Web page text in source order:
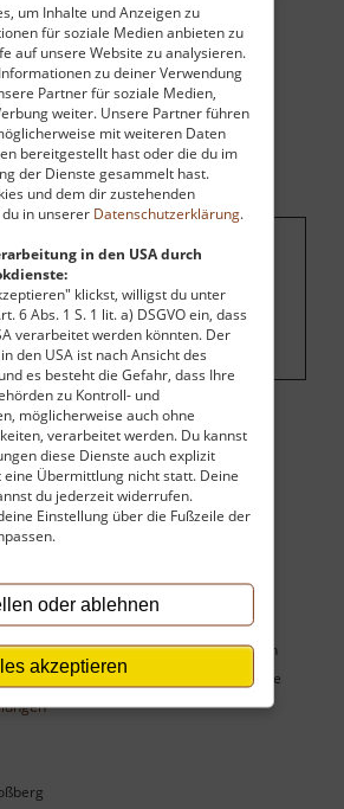
um Inhalte und Anzeigen zu
für soziale Medien anbieten zu
auf unsere Website zu analysieren.
zu deiner Verwendung
Partner für soziale Medien,
weiter. Unsere Partner führen
mit weiteren Daten
bereitgestellt hast oder die du im
der Dienste gesammelt hast.
und dem dir zustehenden
in unserer Datenschutzerklärung.
in den USA durch
klickst, willigst du unter
6 Abs. 1 S. 1 lit. a) DSGVO ein, dass
verarbeitet werden könnten. Der
den USA ist nach Ansicht des
es besteht die Gefahr, dass Ihre
zu Kontroll- und
möglicherweise auch ohne
verarbeitet werden. Du kannst
diese Dienste auch explizit
Übermittlung nicht statt. Deine
du jederzeit widerrufen.
Einstellung über die Fußzeile der
oder ablehnen
akzeptieren
Im
findet man unter aanderem
des Evangeliars Heinrich des
Buches der Welt) und der
1880.
Projekt zu finanzieren, wird
eingeblendet.Cookie-
ändern.
für 5 bis 15 Personen.
des Zieles sowie seiner umgebenden
weil du die Karte deaktiviert hast. Aktiviere